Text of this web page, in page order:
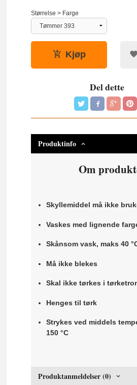
Størrelse > Farge
Kjøp
Del dette
Produktinfo
Om
Skyllemiddel må ikke
Vaskes med lignende
Skånsom vask, maks 40
Må ikke blekes
Skal ikke tørkes i
Henges til tørk
Strykes ved middels
150 °C
Produktanmeldelser (0)